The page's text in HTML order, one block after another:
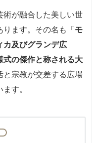
術が融合した美しい世
ます。その名も「モ
カ及びグランデ広
式の傑作と称される大
と宗教が交差する広場
す。